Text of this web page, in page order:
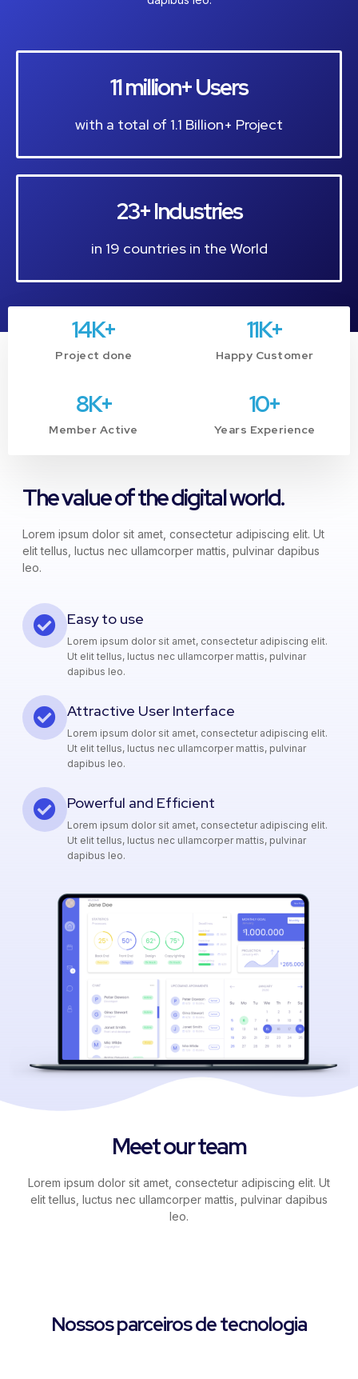
11 million+ Users
with a total of 1.1 Billion+ Project
23+ Industries
in 19 countries in the World
Project done
14K+
Happy Customer
11K+
Member Active
8K+
Years Experience
10+
The value of the digital world.
Lorem ipsum dolor sit amet, consectetur adipiscing elit. Ut
elit tellus, luctus nec ullamcorper mattis, pulvinar dapibus
leo.
Easy to use
Lorem ipsum dolor sit amet, consectetur adipiscing elit.
Ut elit tellus, luctus nec ullamcorper mattis, pulvinar
dapibus leo.
Attractive User Interface
Lorem ipsum dolor sit amet, consectetur adipiscing elit.
Ut elit tellus, luctus nec ullamcorper mattis, pulvinar
dapibus leo.
Powerful and Efficient
Lorem ipsum dolor sit amet, consectetur adipiscing elit.
Ut elit tellus, luctus nec ullamcorper mattis, pulvinar
dapibus leo.
Meet our team
Lorem ipsum dolor sit amet, consectetur adipiscing elit. Ut
elit tellus, luctus nec ullamcorper mattis, pulvinar dapibus
leo.
Nossos parceiros de tecnologia